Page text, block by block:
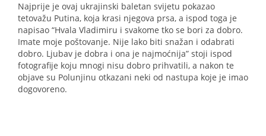
Najprije je ovaj ukrajinski baletan svijetu pokazao
tetovažu Putina, koja krasi njegova prsa, a ispod toga je
napisao “Hvala Vladimiru i svakome tko se bori za dobro.
Imate moje poštovanje. Nije lako biti snažan i odabrati
dobro. Ljubav je dobra i ona je najmoćnija” stoji ispod
fotografije koju mnogi nisu dobro prihvatili, a nakon te
objave su Polunjinu otkazani neki od nastupa koje je imao
dogovoreno.